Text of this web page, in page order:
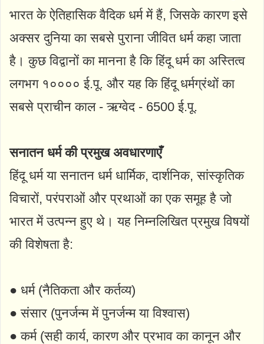
भारत के ऐतिहासिक वैदिक धर्म में हैं, जिसके कारण इसे
अक्सर दुनिया का सबसे पुराना जीवित धर्म कहा जाता
है। कुछ विद्वानों का मानना ​​है कि हिंदू धर्म का अस्तित्व
लगभग १०००० ई.पू. और यह कि हिंदू धर्मग्रंथों का
सबसे प्राचीन काल - ऋग्वेद - 6500 ई.पू.
सनातन धर्म की प्रमुख अवधारणाएँ
हिंदू धर्म या सनातन धर्म धार्मिक, दार्शनिक, सांस्कृतिक
विचारों, परंपराओं और प्रथाओं का एक समूह है जो
भारत में उत्पन्न हुए थे। यह निम्नलिखित प्रमुख विषयों
की विशेषता है:
● धर्म (नैतिकता और कर्तव्य)
● संसार (पुनर्जन्म में पुनर्जन्म या विश्वास)
● कर्म (सही कार्य, कारण और प्रभाव का कानून और